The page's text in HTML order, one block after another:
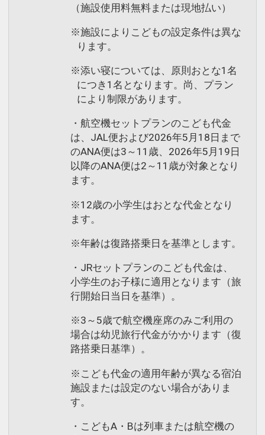
（施設使用料無料または現地払い）
※施設によりこどもの設定条件は異な
ります。
※添い寝については、原則おとな1名
につき1名となります。尚、プラン
により制限があります。
・航空機セットプランのこども代金
は、JAL便および2026年5月18日まで
のANA便は3～11歳、2026年5月19日
以降のANA便は2～11歳が対象となり
ます。
※12歳の小学生はおとな代金となり
ます。
※年齢は復路搭乗日を基準とします。
・JRセットプランのこども代金は、
小学生のお子様に適用となります（旅
行開始日当日を基準）。
※3～5歳で航空機座席のみご利用の
場合は幼児旅行代金がかかります（復
路搭乗日基準）。
※こども代金の適用年齢が異なる宿泊
施設または設定のない場合がありま
す。
・こどもA・Bは列車または航空機の